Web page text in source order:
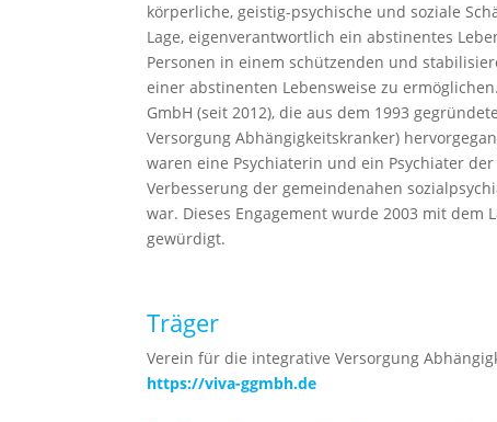
körperliche, geistig-psychische und soziale
Lage, eigenverantwortlich ein abstinentes
Personen in einem schützenden und
einer abstinenten Lebensweise zu
GmbH (seit 2012), die aus dem 1993
Versorgung Abhängigkeitskranker)
waren eine Psychiaterin und ein Psychiater
Verbesserung der gemeindenahen
war. Dieses Engagement wurde 2003 mit dem
gewürdigt.
Träger
Verein für die integrative Versorgung
https://viva-ggmbh.de